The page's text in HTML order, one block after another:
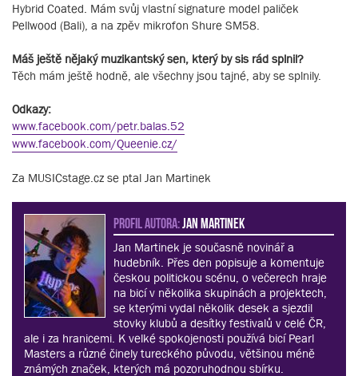
Hybrid Coated. Mám svůj vlastní signature model paliček
Pellwood (Bali), a na zpěv mikrofon Shure SM58.
Máš ještě nějaký muzikantský sen, který by sis rád splnil?
Těch mám ještě hodně, ale všechny jsou tajné, aby se splnily.
Odkazy:
www.facebook.com/petr.balas.52
www.facebook.com/Queenie.cz/
Za MUSICstage.cz se ptal Jan Martinek
PROFIL AUTORA: Jan Martinek
Jan Martinek je současně novinář a
hudebník. Přes den popisuje a komentuje
českou politickou scénu, o večerech hraje
na bicí v několika skupinách a projektech,
se kterými vydal několik desek a sjezdil
stovky klubů a desítky festivalů v celé ČR,
ale i za hranicemi. K velké spokojenosti používá bicí Pearl
Masters a různé činely tureckého původu, většinou méně
známých značek, kterých má pozoruhodnou sbírku.